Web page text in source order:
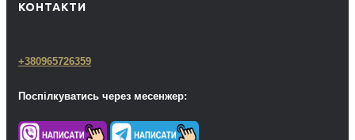
КОНТАКТИ
+380965726359
Поспілкуватись через месенжер: